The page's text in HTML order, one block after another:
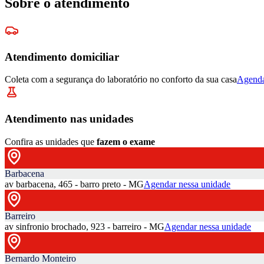
Atendimento domiciliar
Coleta com a segurança do laboratório no conforto da sua casa
Atendimento nas unidades
Confira as unidades que fazem o exame
Barbacena
av barbacena, 465 - barro preto - MGAgendar nessa unidade
Barreiro
av sinfronio brochado, 923 - barreiro - MGAgendar nessa unidade
Bernardo Monteiro